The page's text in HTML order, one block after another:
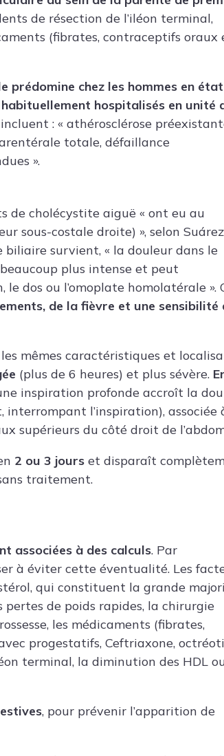
de résection de l’iléon terminal,
(fibrates, contraceptifs oraux
prédomine chez les hommes en état
hospitalisés en unité
: « athérosclérose
totale, défaillance
».
de cholécystite aiguë « ont eu au
sous-costale droite) », selon
biliaire survient, « la douleur dans le
plus intense et peut
dos ou l’omoplate homolatérale ».
de la fièvre et une sensibilité
mêmes caractéristiques et
(plus de 6 heures) et plus sévère.
inspiration profonde accroît la
l’inspiration), associée
supérieurs du côté droit de
2 ou 3 jours et disparaît
traitement.
associées à des calculs. Par
à éviter cette éventualité. Les
qui constituent la grande
pertes de poids rapides, la chirurgie
les médicaments (fibrates,
progestatifs, Ceftriaxone,
terminal, la diminution des HDL
, pour prévenir l’apparition de